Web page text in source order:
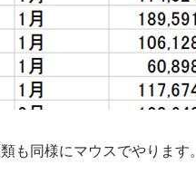
も同様にマウスでやります。